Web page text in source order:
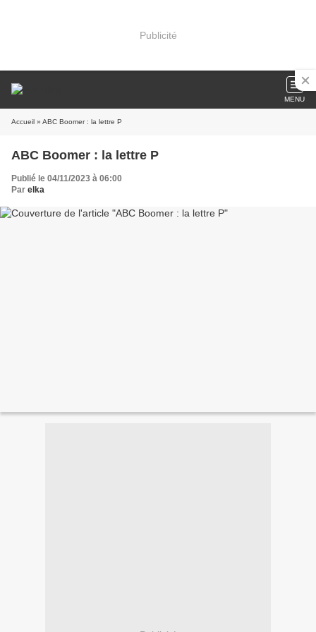
Publicité
MENU
Accueil » ABC Boomer : la lettre P
ABC Boomer : la lettre P
Publié le 04/11/2023 à 06:00
Par elka